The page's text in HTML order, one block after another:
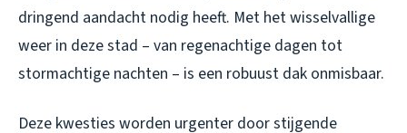
dringend aandacht nodig heeft. Met het wisselvallige
weer in deze stad – van regenachtige dagen tot
stormachtige nachten – is een robuust dak onmisbaar.
Deze kwesties worden urgenter door stijgende